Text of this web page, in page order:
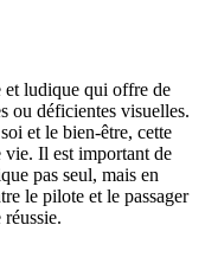
et ludique qui offre de
ou déficientes visuelles.
et le bien-être, cette
vie. Il est important de
pas seul, mais en
le pilote et le passager